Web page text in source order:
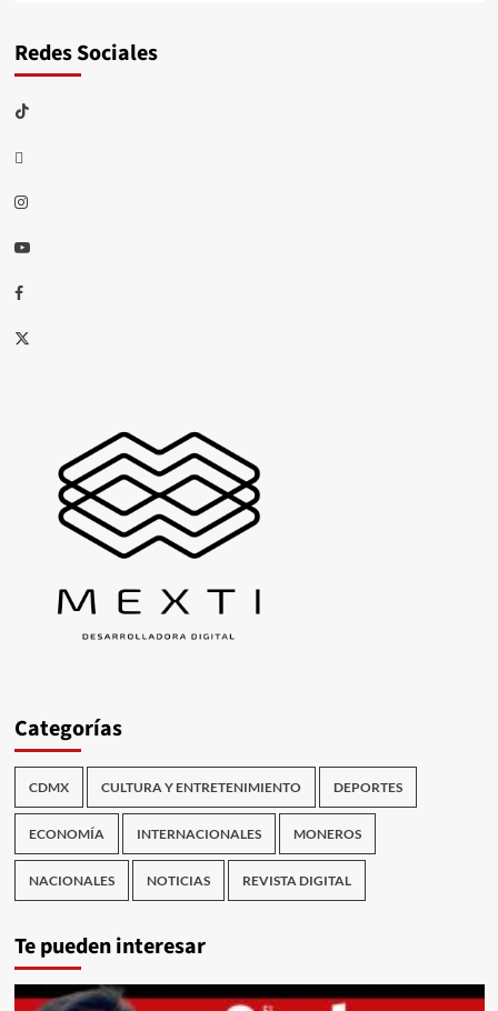
Redes Sociales
TikTok
threads
Instagram
Youtube
Facebook
X
Categorías
CDMX CULTURA Y ENTRETENIMIENTO DEPORTES
ECONOMÍA INTERNACIONALES MONEROS
NACIONALES NOTICIAS REVISTA DIGITAL
Te pueden interesar